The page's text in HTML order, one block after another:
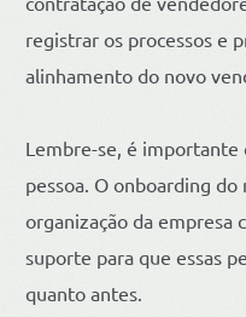
registrar os processos e
alinhamento do novo
Lembre-se, é
pessoa. O onboarding
organização da empresa
suporte para que essas
quanto antes.